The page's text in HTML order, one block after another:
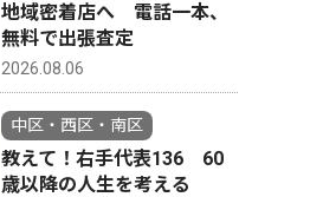
地域密着店へ 電話一本、
無料で出張査定
2026.08.06
中区・西区・南区
教えて！右手代表136 60
歳以降の人生を考える